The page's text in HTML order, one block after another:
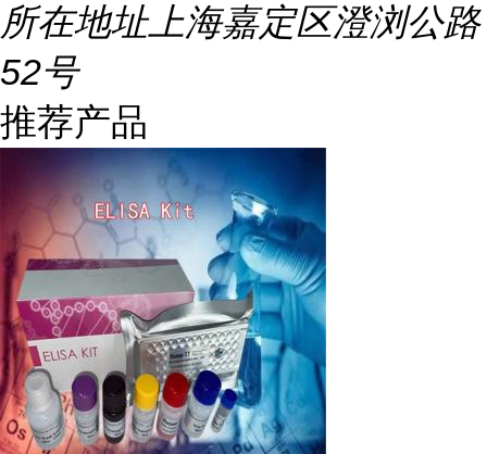
所在地址上海嘉定区澄浏公路
52号
推荐产品